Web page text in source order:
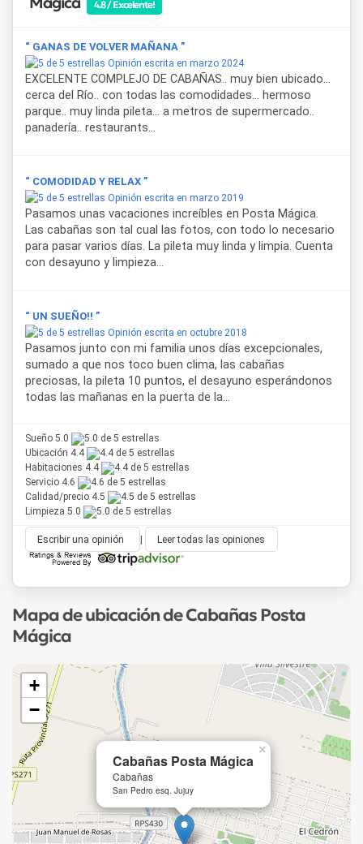
Atendido por sus dueños,Cabañas Posta Mágica
sobre lugares de interés y estando siempre disponibles
para consultas.
4.8 / Excelente!
“ GANAS DE VOLVER MAÑANA ”
Opinión escrita en marzo 2024
EXCELENTE COMPLEJO DE CABAÑAS.. muy bien ubicado...
cerca del Río.. con todas las comodidades... hermoso
parque.. muy linda pileta... a metros de supermercado..
panadería.. restaurants...
“ COMODIDAD Y RELAX ”
Opinión escrita en marzo 2019
Pasamos unas vacaciones increíbles en Posta Mágica.
Las cabañas son tal cual las fotos, con todo lo necesario
para pasar varios días. La pileta muy linda y limpia. Cuenta
con desayuno y limpieza...
“ UN SUEÑO!! ”
Opinión escrita en octubre 2018
Pasamos junto con mi familia unos días excepcionales,
sumado a que nos toco buen clima, las cabañas
preciosas, la pileta 10 puntos, el desayuno esperándonos
todas las mañanas en la puerta de la...
Sueño 5.0
Ubicación 4.4
Habitaciones 4.4
Servicio 4.6
Calidad/precio 4.5
Limpieza 5.0
Escribir una opinión Leer todas las opiniones
Mapa de ubicación de Cabañas Posta
Mágica
Cabañas Posta Mágica
Cabañas
San Pedro esq. Jujuy
×
+
−